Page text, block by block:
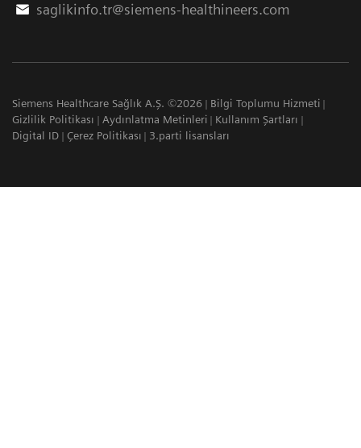
saglikinfo.tr@siemens-healthineers.com
Siemens Healthcare Sağlık A.Ş. ©2026
Bilgi Toplumu Hizmeti
Gizlilik Politikası
Aydınlatma Metinleri
Kullanım Şartları
Digital ID
Çerez Politikası 3.parti lisansları